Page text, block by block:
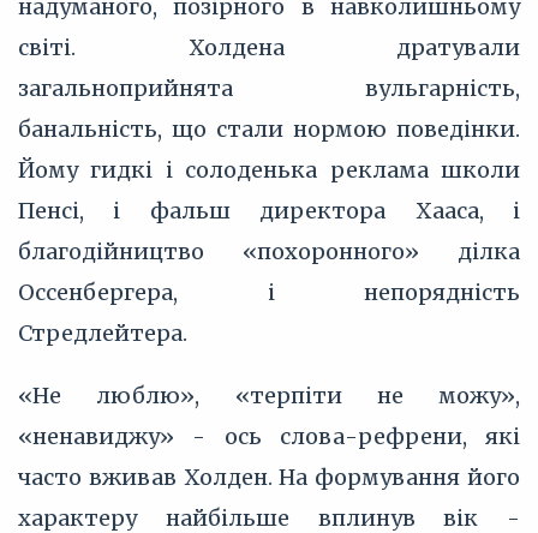
надуманого, позірного в навколишньому
світі. Холдена дратували
загальноприйнята вульгарність,
банальність, що стали нормою поведінки.
Йому гидкі і солоденька реклама школи
Пенсі, і фальш директора Хааса, і
благодійництво «похоронного» ділка
Оссенбергера, і непорядність
Стредлейтера.
«Не люблю», «терпіти не можу»,
«ненавиджу» - ось слова-рефрени, які
часто вживав Холден. На формування його
характеру найбільше вплинув вік -